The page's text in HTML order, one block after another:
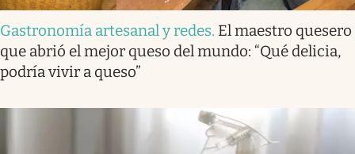
Gastronomía artesanal y redes. El maestro quesero
que abrió el mejor queso del mundo: “Qué delicia,
podría vivir a queso”